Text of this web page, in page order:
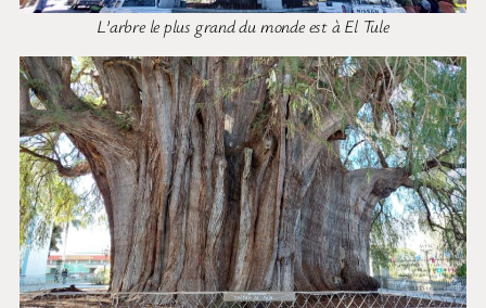
L’arbre le plus grand du monde est à El Tule